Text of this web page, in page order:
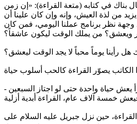
بناك في كتابه (متعة القراءة): «إن زمن
من لذة العيش، وإنه وإن كان علينا أن
نظر برنامج عملنا اليومي، فمن كان
- أمبرتو إيكو: «من لا يقرأ يعش حياة واحدة حتى لو اجتاز السبعين
حين نزل جبريل عليه السلام على